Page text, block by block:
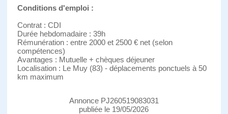
Conditions d'emploi :
Contrat : CDI
Durée hebdomadaire : 39h
Rémunération : entre 2000 et 2500 € net (selon
compétences)
Avantages : Mutuelle + chèques déjeuner
Localisation : Le Muy (83) - déplacements ponctuels à 50
km maximum
Annonce PJ260519083031
publiée le 19/05/2026